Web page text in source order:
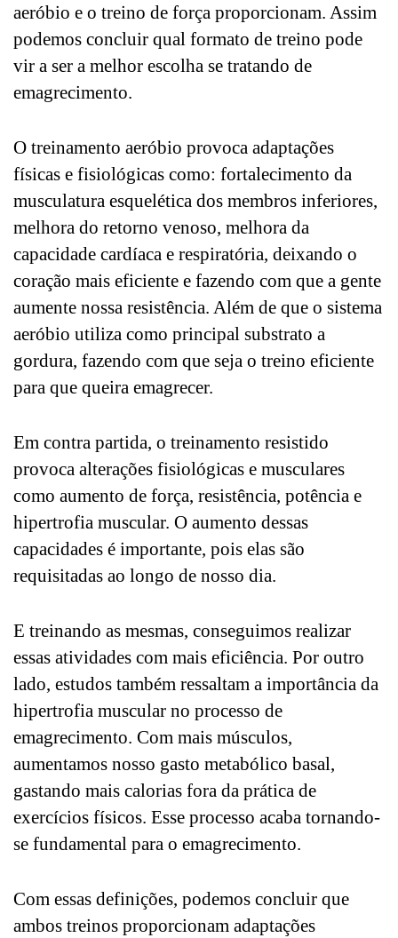
aeróbio e o treino de força proporcionam. Assim
podemos concluir qual formato de treino pode
vir a ser a melhor escolha se tratando de
emagrecimento.
O treinamento aeróbio provoca adaptações
físicas e fisiológicas como: fortalecimento da
musculatura esquelética dos membros inferiores,
melhora do retorno venoso, melhora da
capacidade cardíaca e respiratória, deixando o
coração mais eficiente e fazendo com que a gente
aumente nossa resistência. Além de que o sistema
aeróbio utiliza como principal substrato a
gordura, fazendo com que seja o treino eficiente
para que queira emagrecer.
Em contra partida, o treinamento resistido
provoca alterações fisiológicas e musculares
como aumento de força, resistência, potência e
hipertrofia muscular. O aumento dessas
capacidades é importante, pois elas são
requisitadas ao longo de nosso dia.
E treinando as mesmas, conseguimos realizar
essas atividades com mais eficiência. Por outro
lado, estudos também ressaltam a importância da
hipertrofia muscular no processo de
emagrecimento. Com mais músculos,
aumentamos nosso gasto metabólico basal,
gastando mais calorias fora da prática de
exercícios físicos. Esse processo acaba tornando-
se fundamental para o emagrecimento.
Com essas definições, podemos concluir que
ambos treinos proporcionam adaptações